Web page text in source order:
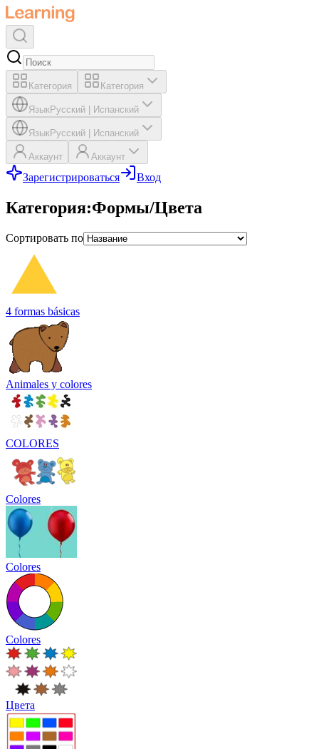
Категория Категория
ЯзыкРусский Испанский
ЯзыкРусский Испанский
Аккаунт Аккаунт
Зарегистрироваться Вход
Категория:Формы/Цвета
Сортировать по
4 formas básicas
Animales y colores
COLORES
Colores
Colores
Colores
Цвета